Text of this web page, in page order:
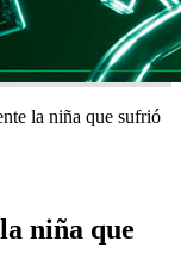
la niña que sufrió
niña que